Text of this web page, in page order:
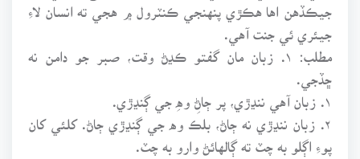
جيڪڏهن اها هڪڙي پنهنجي ڪنٽرول ۾ هجي ته انسان لاءِ
جيئري ئي جنت آهي.
مطلب: ۱. زبان مان گفتو ڪڍڻ وقت، صبر جو دامن نه
ڇڏجي.
۲. زبان ننڍڙي نه ڄاڻ، بلڪ وه جي ڳنڍڙي ڄاڻ. کلئي کان
پوءِ اڳلو به چٽ ته ڳالهائڻ وارو به چٽ.